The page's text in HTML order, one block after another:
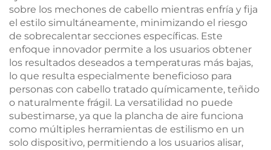
sobre los mechones de cabello mientras enfría y fija
el estilo simultáneamente, minimizando el riesgo
de sobrecalentar secciones específicas. Este
enfoque innovador permite a los usuarios obtener
los resultados deseados a temperaturas más bajas,
lo que resulta especialmente beneficioso para
personas con cabello tratado químicamente, teñido
o naturalmente frágil. La versatilidad no puede
subestimarse, ya que la plancha de aire funciona
como múltiples herramientas de estilismo en un
solo dispositivo, permitiendo a los usuarios alisar,